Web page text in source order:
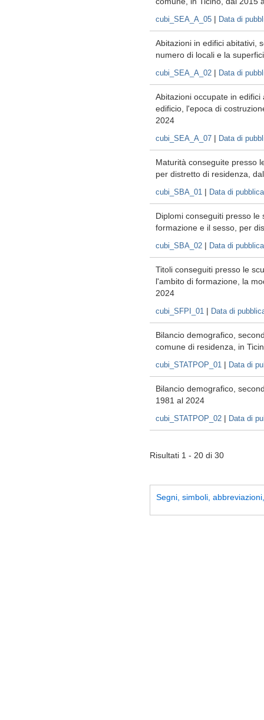
cubi_SEA_A_05 | Data di
Abitazioni in edifici abitativi,
numero di locali e la
cubi_SEA_A_02 | Data di
Abitazioni occupate in
edificio, l'epoca di
2024
cubi_SEA_A_07 | Data di
Maturità conseguite presso
per distretto di residenza,
cubi_SBA_01 | Data di
Diplomi conseguiti presso
formazione e il sesso, per
cubi_SBA_02 | Data di
Titoli conseguiti presso le
l'ambito di formazione, la
2024
cubi_SFPI_01 | Data di
Bilancio demografico,
comune di residenza, in
cubi_STATPOP_01 | Data di
Bilancio demografico,
1981 al 2024
cubi_STATPOP_02 | Data di
Risultati 1 - 20 di 30
Segni, simboli,